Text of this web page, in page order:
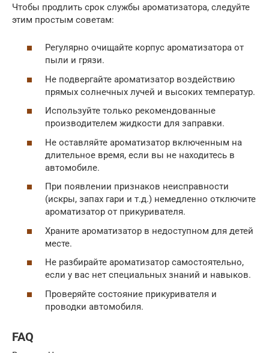
Чтобы продлить срок службы ароматизатора, следуйте
этим простым советам:
Регулярно очищайте корпус ароматизатора от
пыли и грязи.
Не подвергайте ароматизатор воздействию
прямых солнечных лучей и высоких температур.
Используйте только рекомендованные
производителем жидкости для заправки.
Не оставляйте ароматизатор включенным на
длительное время, если вы не находитесь в
автомобиле.
При появлении признаков неисправности
(искры, запах гари и т.д.) немедленно отключите
ароматизатор от прикуривателя.
Храните ароматизатор в недоступном для детей
месте.
Не разбирайте ароматизатор самостоятельно,
если у вас нет специальных знаний и навыков.
Проверяйте состояние прикуривателя и
проводки автомобиля.
FAQ